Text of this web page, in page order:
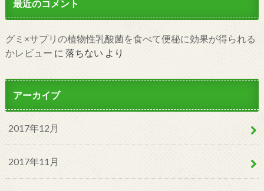
最近のコメント
グミ×サプリの植物性乳酸菌を食べて便秘に効果が得られる
かレビュー に 落ちない より
アーカイブ
2017年12月
2017年11月